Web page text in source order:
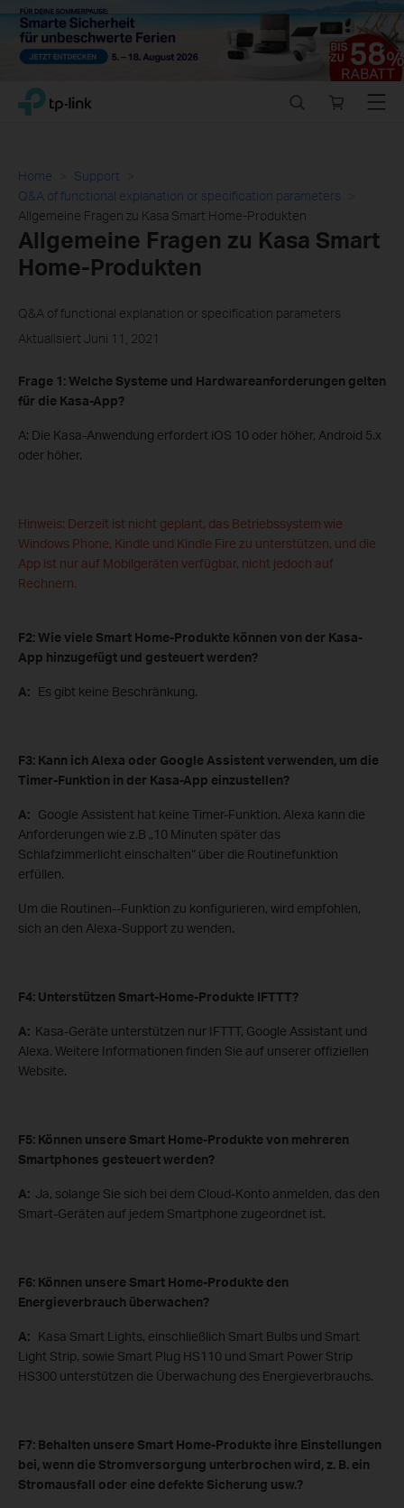
Close
Click
navigation
TP-Link, Reliably Smart
store
Menu
Home
Support
Q&A of functional explanation or specification parameters
Allgemeine Fragen zu Kasa Smart Home-Produkten
Allgemeine Fragen zu Kasa Smart
Home-Produkten
Q&A of functional explanation or specification parameters
Aktualisiert Juni 11, 2021
Frage 1: Welche Systeme und Hardwareanforderungen gelten
für die Kasa-App?
A: Die Kasa-Anwendung erfordert iOS 10 oder höher, Android 5.x
oder höher.
Hinweis: Derzeit ist nicht geplant, das Betriebssystem wie
Windows Phone, Kindle und Kindle Fire zu unterstützen, und die
App ist nur auf Mobilgeräten verfügbar, nicht jedoch auf
Rechnern.
F2: Wie viele Smart Home-Produkte können von der Kasa-
App hinzugefügt und gesteuert werden?
A: Es gibt keine Beschränkung.
F3: Kann ich Alexa oder Google Assistent verwenden, um die
Timer-Funktion in der Kasa-App einzustellen?
A: Google Assistent hat keine Timer-Funktion. Alexa kann die
Anforderungen wie z.B „10 Minuten später das
Schlafzimmerlicht einschalten“ über die Routinefunktion
erfüllen.
Um die Routinen--Funktion zu konfigurieren, wird empfohlen,
sich an den Alexa-Support zu wenden.
F4: Unterstützen Smart-Home-Produkte IFTTT?
A: Kasa-Geräte unterstützen nur IFTTT, Google Assistant und
Alexa. Weitere Informationen finden Sie auf unserer offiziellen
Website.
F5: Können unsere Smart Home-Produkte von mehreren
Smartphones gesteuert werden?
A: Ja, solange Sie sich bei dem Cloud-Konto anmelden, das den
Smart-Geräten auf jedem Smartphone zugeordnet ist.
F6: Können unsere Smart Home-Produkte den
Energieverbrauch überwachen?
A: Kasa Smart Lights, einschließlich Smart Bulbs und Smart
Light Strip, sowie Smart Plug HS110 und Smart Power Strip
HS300 unterstützen die Überwachung des Energieverbrauchs.
F7: Behalten unsere Smart Home-Produkte ihre Einstellungen
bei, wenn die Stromversorgung unterbrochen wird, z. B. ein
Stromausfall oder eine defekte Sicherung usw.?